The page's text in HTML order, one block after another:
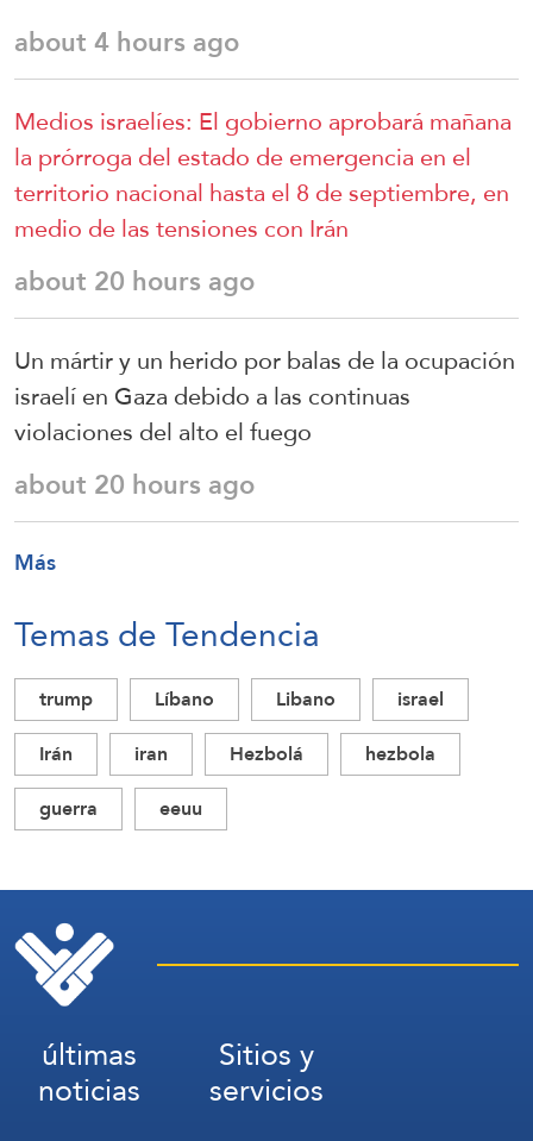
about 4 hours ago
Medios israelíes: El gobierno aprobará mañana
la prórroga del estado de emergencia en el
territorio nacional hasta el 8 de septiembre, en
medio de las tensiones con Irán
about 20 hours ago
Un mártir y un herido por balas de la ocupación
israelí en Gaza debido a las continuas
violaciones del alto el fuego
about 20 hours ago
Más
Temas de Tendencia
trump Líbano Libano
israel
Irán
iran Hezbolá
hezbola
guerra
eeuu
últimas
noticias
Sitios y
servicios